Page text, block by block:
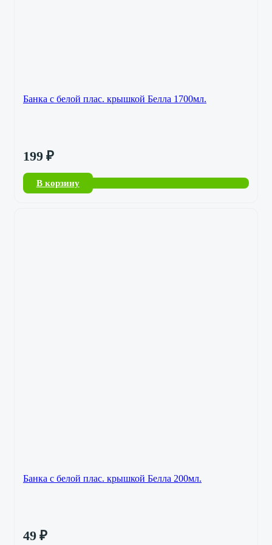
Банка с белой плас. крышкой Белла 1700мл.
199 ₽
В корзину
Банка с белой плас. крышкой Белла 200мл.
49 ₽